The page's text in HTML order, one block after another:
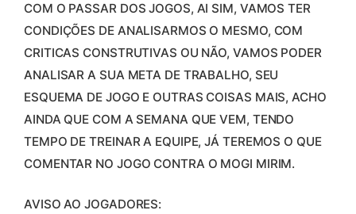
COM O PASSAR DOS JOGOS, AI SIM, VAMOS TER
CONDIÇÕES DE ANALISARMOS O MESMO, COM
CRITICAS CONSTRUTIVAS OU NÃO, VAMOS PODER
ANALISAR A SUA META DE TRABALHO, SEU
ESQUEMA DE JOGO E OUTRAS COISAS MAIS, ACHO
AINDA QUE COM A SEMANA QUE VEM, TENDO
TEMPO DE TREINAR A EQUIPE, JÁ TEREMOS O QUE
COMENTAR NO JOGO CONTRA O MOGI MIRIM.
AVISO AO JOGADORES: